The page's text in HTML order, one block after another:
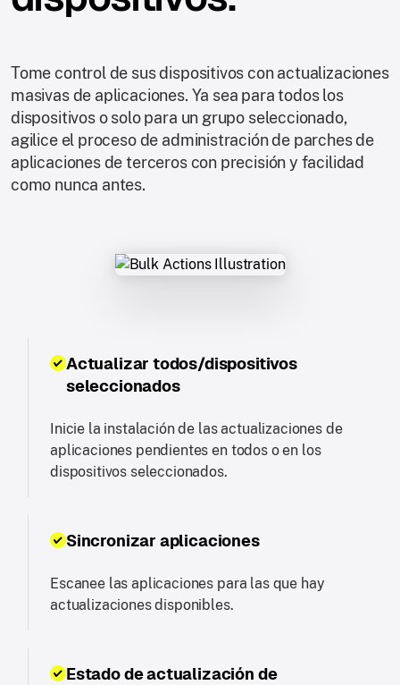
Tome control de sus dispositivos con actualizaciones
masivas de aplicaciones. Ya sea para todos los
dispositivos o solo para un grupo seleccionado,
agilice el proceso de administración de parches de
aplicaciones de terceros con precisión y facilidad
como nunca antes.
Actualizar todos/dispositivos
seleccionados
Inicie la instalación de las actualizaciones de
aplicaciones pendientes en todos o en los
dispositivos seleccionados.
Sincronizar aplicaciones
Escanee las aplicaciones para las que hay
actualizaciones disponibles.
Estado de actualización de